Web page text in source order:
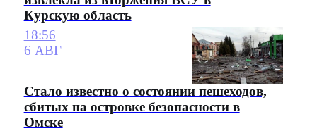
Курскую область
18:56
6 АВГ
Стало известно о состоянии пешеходов,
сбитых на островке безопасности в
Омске